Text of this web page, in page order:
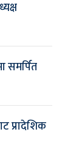
समर्पित
प्रादेशिक